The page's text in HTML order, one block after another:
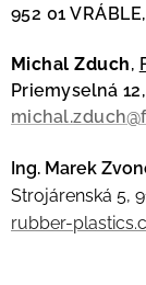
952 01
Michal Zduch,
Priemyselná
Ing. Marek
Strojárenská 5,
rubber-